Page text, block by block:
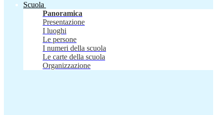
Scuola
Panoramica
Presentazione
I luoghi
Le persone
I numeri della scuola
Le carte della scuola
Organizzazione